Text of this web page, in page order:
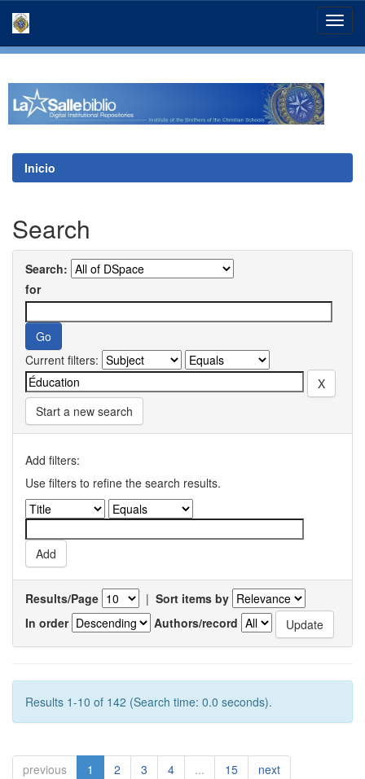
Inicio
Search
Search:
for
Current filters:
Start a new search
Add filters:
Use filters to refine the search results.
Results/Page | Sort items by
In order
Authors/record
Results 1-10 of 142 (Search time: 0.0 seconds).
previous 1 2 3 4 ... 15 next